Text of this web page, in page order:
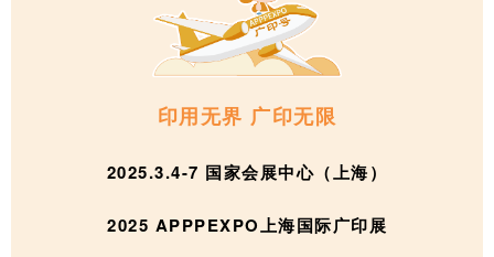
印用无界 广印无限
2025.3.4-7 国家会展中心（上海）
2025 APPPEXPO上海国际广印展